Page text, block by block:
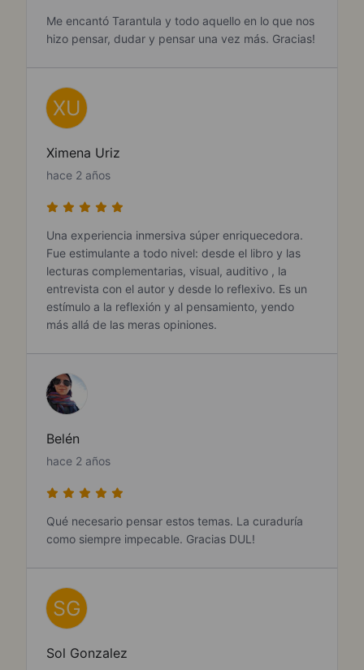
Me encantó Tarantula y todo aquello en lo que nos
hizo pensar, dudar y pensar una vez más. Gracias!
XU
Ximena Uriz
hace 2 años
Una experiencia inmersiva súper enriquecedora.
Fue estimulante a todo nivel: desde el libro y las
lecturas complementarias, visual, auditivo , la
entrevista con el autor y desde lo reflexivo. Es un
estímulo a la reflexión y al pensamiento, yendo
más allá de las meras opiniones.
Belén
hace 2 años
Qué necesario pensar estos temas. La curaduría
como siempre impecable. Gracias DUL!
SG
Sol Gonzalez